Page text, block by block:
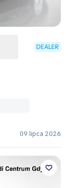
DEALER
09 lipca 2026